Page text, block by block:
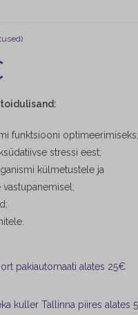
funktsiooni optimeerimiseks;
stressi eest;
külmetustele ja
pakiautomaati alates 25€
kuller Tallinna piires alates